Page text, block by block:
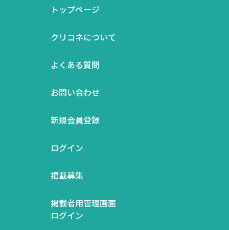
トップページ
クリコネについて
よくある質問
お問い合わせ
新規会員登録
ログイン
掲載募集
掲載者用管理画面
ログイン